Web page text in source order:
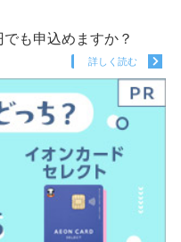
も申込めますか？
詳しく読む